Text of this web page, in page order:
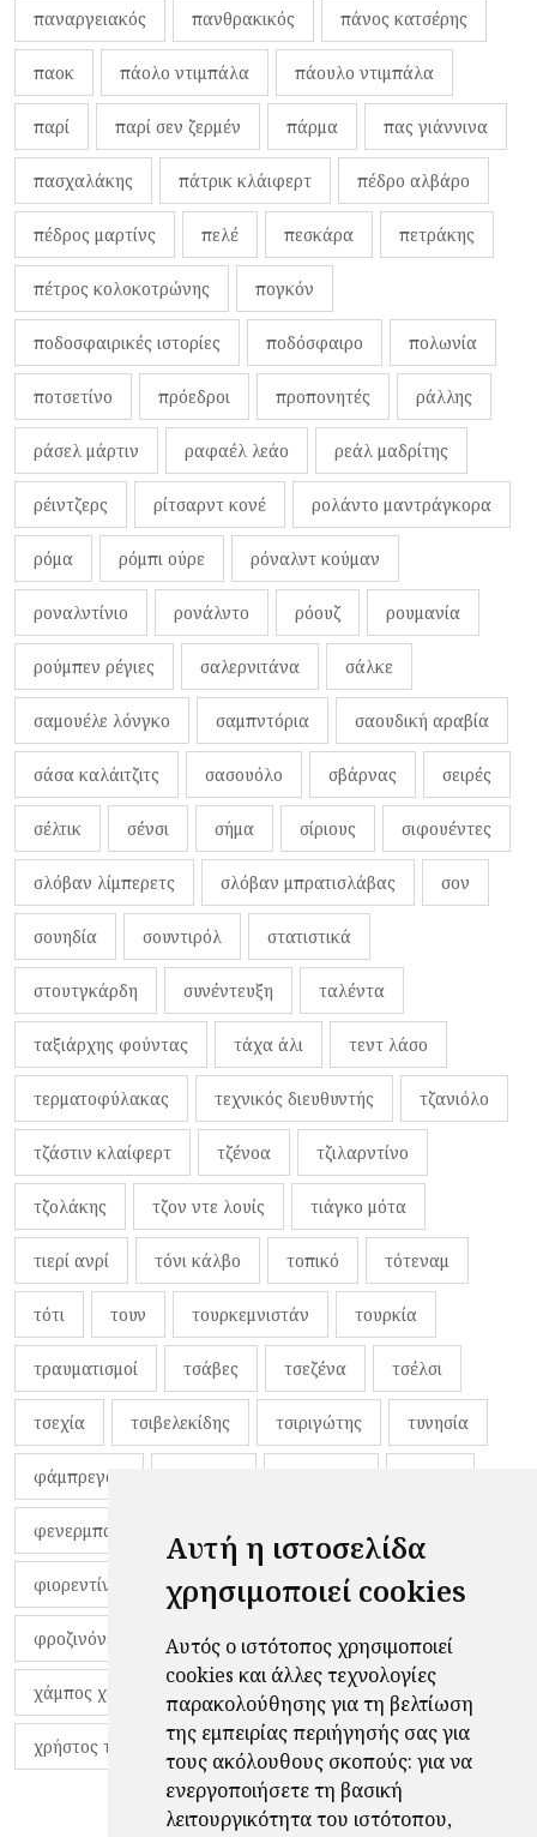
Αυτή η ιστοσελίδα
χρησιμοποιεί cookies
Αυτός ο ιστότοπος χρησιμοποιεί
cookies και άλλες τεχνολογίες
παρακολούθησης για τη βελτίωση
της εμπειρίας περιήγησής σας για
τους ακόλουθους σκοπούς: για να
ενεργοποιήσετε τη βασική
λειτουργικότητα του ιστότοπου,
παναργειακός πανθρακικός πάνος κατσέρης
παοκ πάολο ντιμπάλα πάουλο ντιμπάλα
παρί παρί σεν ζερμέν πάρμα πας γιάννινα
πασχαλάκης πάτρικ κλάιφερτ πέδρο αλβάρο
πέδρος μαρτίνς πελέ πεσκάρα πετράκης
πέτρος κολοκοτρώνης πογκόν
ποδοσφαιρικές ιστορίες ποδόσφαιρο πολωνία
ποτσετίνο πρόεδροι προπονητές ράλλης
ράσελ μάρτιν ραφαέλ λεάο ρεάλ μαδρίτης
ρέιντζερς ρίτσαρντ κονέ ρολάντο μαντράγκορα
ρόμα ρόμπι ούρε ρόναλντ κούμαν
ροναλντίνιο ρονάλντο ρόουζ ρουμανία
ρούμπεν ρέγιες σαλερνιτάνα σάλκε
σαμουέλε λόνγκο σαμπντόρια σαουδική αραβία
σάσα καλάιτζιτς σασουόλο σβάρνας σειρές
σέλτικ σένσι σήμα σίριους σιφουέντες
σλόβαν λίμπερετς σλόβαν μπρατισλάβας σον
σουηδία σουντιρόλ στατιστικά
στουτγκάρδη συνέντευξη ταλέντα
ταξιάρχης φούντας τάχα άλι τεντ λάσο
τερματοφύλακας τεχνικός διευθυντής τζανιόλο
τζάστιν κλαίφερτ τζένοα τζιλαρντίνο
τζολάκης τζον ντε λουίς τιάγκο μότα
τιερί ανρί τόνι κάλβο τοπικό τότεναμ
τότι τουν τουρκεμνιστάν τουρκία
τραυματισμοί τσάβες τσεζένα τσέλσι
τσεχία τσιβελεκίδης τσιριγώτης τυνησία
φάμπρεγας
φενερμπαχτσέ φερνάντο τόρες φίλαθλοι
φιορεντίνα φιρμίνο φρανκ ντε μπουρ
φροζινόνε φωκικός χαβίτο
χάμπος χαραλάμπους χάρι πότερ
χρήστος τζόλης